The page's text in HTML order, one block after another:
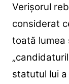
Verișorul
considerat
toată lumea
statutul lui